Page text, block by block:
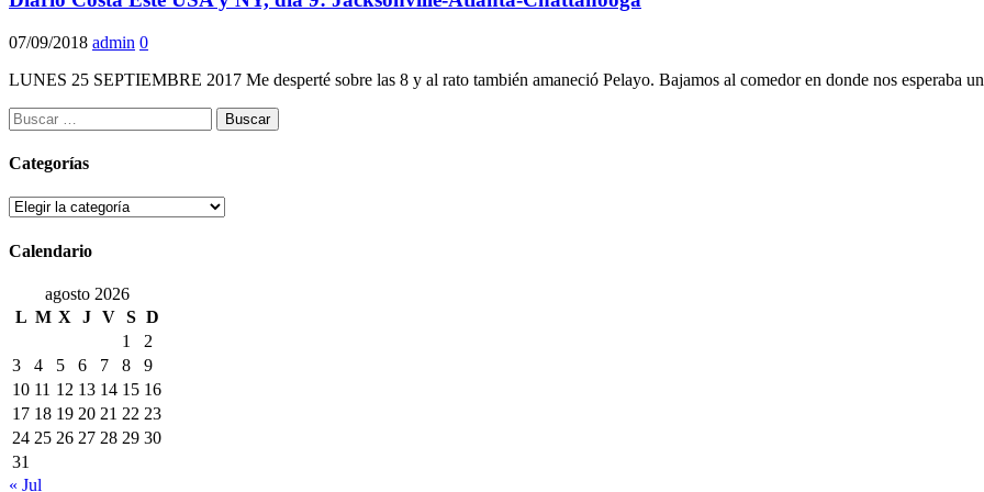
07/09/2018 admin 0
LUNES 25 SEPTIEMBRE 2017 Me desperté sobre las 8 y al rato también amaneció Pelayo. Bajamos al comedor en donde nos esperaba
Buscar:
Categorías
Categorías
Calendario
agosto 2026
L M X J V S D
1
2
3
4 5 6 7 8
9
10 11 12 13 14 15 16
17 18 19 20 21 22 23
24 25 26 27 28 29 30
31
« Jul